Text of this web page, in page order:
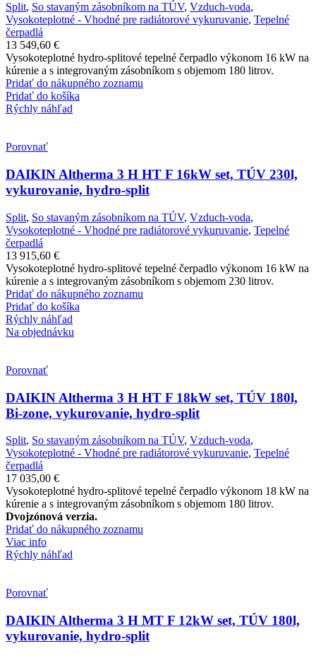
Split, So stavaným zásobníkom na TÚV, Vzduch-voda,
Vysokoteplotné - Vhodné pre radiátorové vykuruvanie, Tepelné
čerpadlá
13 549,60 €
Vysokoteplotné hydro-splitové tepelné čerpadlo výkonom 16 kW na
kúrenie a s integrovaným zásobníkom s objemom 180 litrov.
Pridať do nákupného zoznamu
Pridať do košíka
Rýchly náhľad
Porovnať
DAIKIN Altherma 3 H HT F 16kW set, TÚV 230l,
vykurovanie, hydro-split
Split, So stavaným zásobníkom na TÚV, Vzduch-voda,
Vysokoteplotné - Vhodné pre radiátorové vykuruvanie, Tepelné
čerpadlá
13 915,60 €
Vysokoteplotné hydro-splitové tepelné čerpadlo výkonom 16 kW na
kúrenie a s integrovaným zásobníkom s objemom 230 litrov.
Pridať do nákupného zoznamu
Pridať do košíka
Rýchly náhľad
Na objednávku
Porovnať
DAIKIN Altherma 3 H HT F 18kW set, TÚV 180l,
Bi-zone, vykurovanie, hydro-split
Split, So stavaným zásobníkom na TÚV, Vzduch-voda,
Vysokoteplotné - Vhodné pre radiátorové vykuruvanie, Tepelné
čerpadlá
17 035,00 €
Vysokoteplotné hydro-splitové tepelné čerpadlo výkonom 18 kW na
kúrenie a s integrovaným zásobníkom s objemom 180 litrov.
Dvojzónová verzia.
Pridať do nákupného zoznamu
Viac info
Rýchly náhľad
Porovnať
DAIKIN Altherma 3 H MT F 12kW set, TÚV 180l,
vykurovanie, hydro-split